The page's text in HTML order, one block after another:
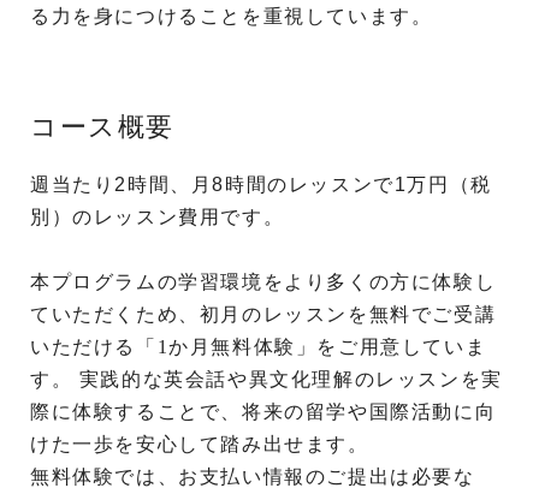
る力を身につけることを重視しています。
コース概要
週当たり2時間、月8時間のレッスンで1万円（税
別）のレッスン費用です。
本プログラムの学習環境をより多くの方に体験し
ていただくため、初月のレッスンを無料でご受講
いただける「 1か月無料体験」をご用意していま
す。 実践的な英会話や異文化理解のレッスンを実
際に体験することで、将来の留学や国際活動に向
けた一歩を安心して踏み出せます。
無料体験では、お支払い情報のご提出は必要な